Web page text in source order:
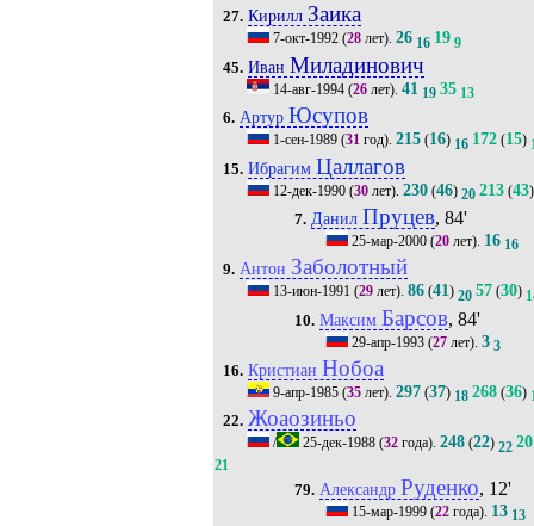
27. Кирилл Заика
7-окт-1992(28лет). 26 16 19 9
45. Иван Миладинович
14-авг-1994(26лет). 41 19 35 13
6. Артур Юсупов
1-сен-1989(31год). 215(16) 16 172(15)
15. Ибрагим Цаллагов
12-дек-1990(30лет). 230(46) 20 213(43)
7. Данил Пруцев, 84'
25-мар-2000 (20 лет). 16 16
9. Антон Заболотный
13-июн-1991 (29лет). 86(41) 20 57(30)
10. Максим Барсов, 84'
29-апр-1993 (27 лет).3 3
16. Кристиан Нобоа
9-апр-1985(35лет). 297(37) 18 268(36)
22. Жоаозиньо
/ 25-дек-1988(32года). 248(22) 22
21
79. Александр Руденко, 12'
15-мар-1999 (22 года). 13 13